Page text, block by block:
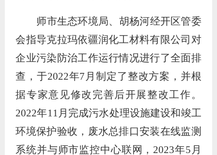
师市生态环境局、胡杨河经开区管委
会指导克拉玛依疆润化工材料有限公司对
企业污染防治工作运行情况进行了全面排
查，于2022年7 月制定了整改方案，并根
据专家意见修改完善后开展整改工作。
2022年11月完成污水处理设施建设和竣工
环境保护验收，废水总排口安装在线监测
系统并与师市监控中心联网， 2023年5 月